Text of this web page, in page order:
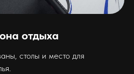
отдыха
столы и место для